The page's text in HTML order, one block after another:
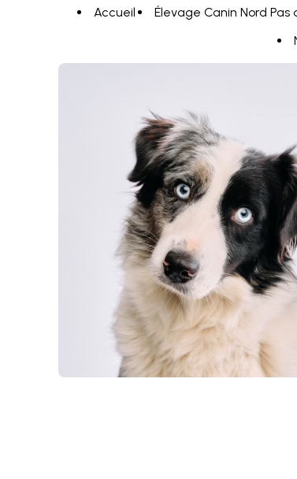
Accueil Élevage Canin Nord Pas
Panneau de gestion des cookies